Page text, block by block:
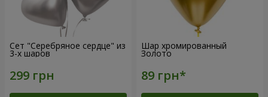
Сет "Серебряное сердце" из
3-х шаров
Шар хромированный
Золото